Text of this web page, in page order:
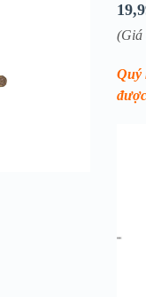
(Giá
Quý